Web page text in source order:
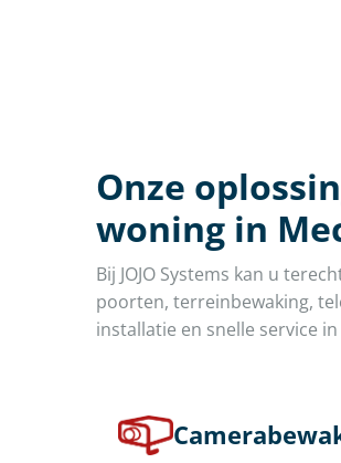
Onze
woning in
Bij JOJO Systems kan u
poorten, terreinbewaking,
installatie en snelle service